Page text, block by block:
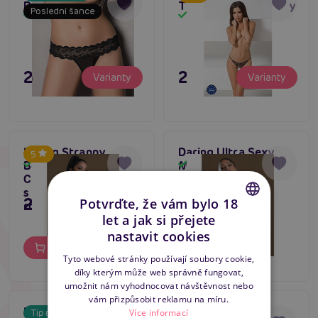
Poslední šance
Panty (Black)
Skladem
295 Kč Varianty
Thong černé kalhotky
Skladem
295 Kč Varianty
5
Daring Strappy
Bodysuit Open
Crotch, dámský body
s otevřeným
rokzrokem
Skladem
249 Kč
Daring Ultra Sexy
Mesh Bodysuit,
dámský body
Skladem
295 Kč
Tip na dárek
Passion RAJA Thong
Tip na dárek
Cottelli Lingerie
ENGLISH
Potvrďte, že vám bylo 18
let a jak si přejete
nastavit cookies
Tyto webové stránky používají soubory cookie,
díky kterým může web správně fungovat,
umožnit nám vyhodnocovat návštěvnost nebo
vám přizpůsobit reklamu na míru.
Více informací